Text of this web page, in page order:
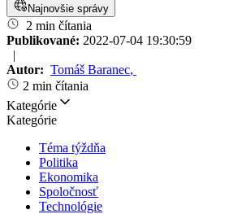
Najnovšie správy
2 min čítania
Publikované: 2022-07-04 19:30:59
|
Autor: Tomáš Baranec,
2 min čítania
Kategórie
Kategórie
Téma týždňa
Politika
Ekonomika
Spoločnosť
Technológie